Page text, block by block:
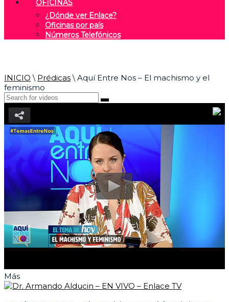
OFICINAS
¿Dónde ver Enlace?
Oficinas por país
Números Telefónicos
INICIO \ Prédicas\ Aquí Entre Nos – El machismo y el
feminismo
Más